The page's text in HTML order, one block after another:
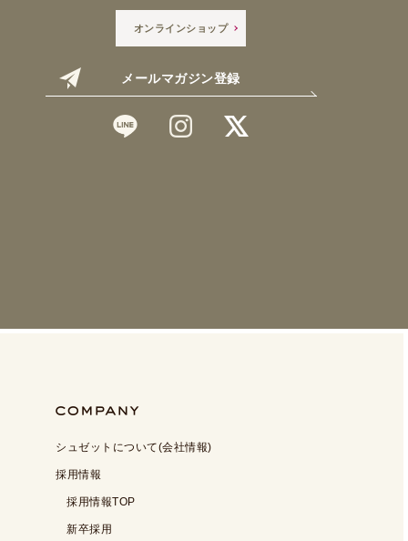
オンラインショップ
メールマガジン登録
シュゼットについて(会社情報)
採用情報
採用情報TOP
新卒採用